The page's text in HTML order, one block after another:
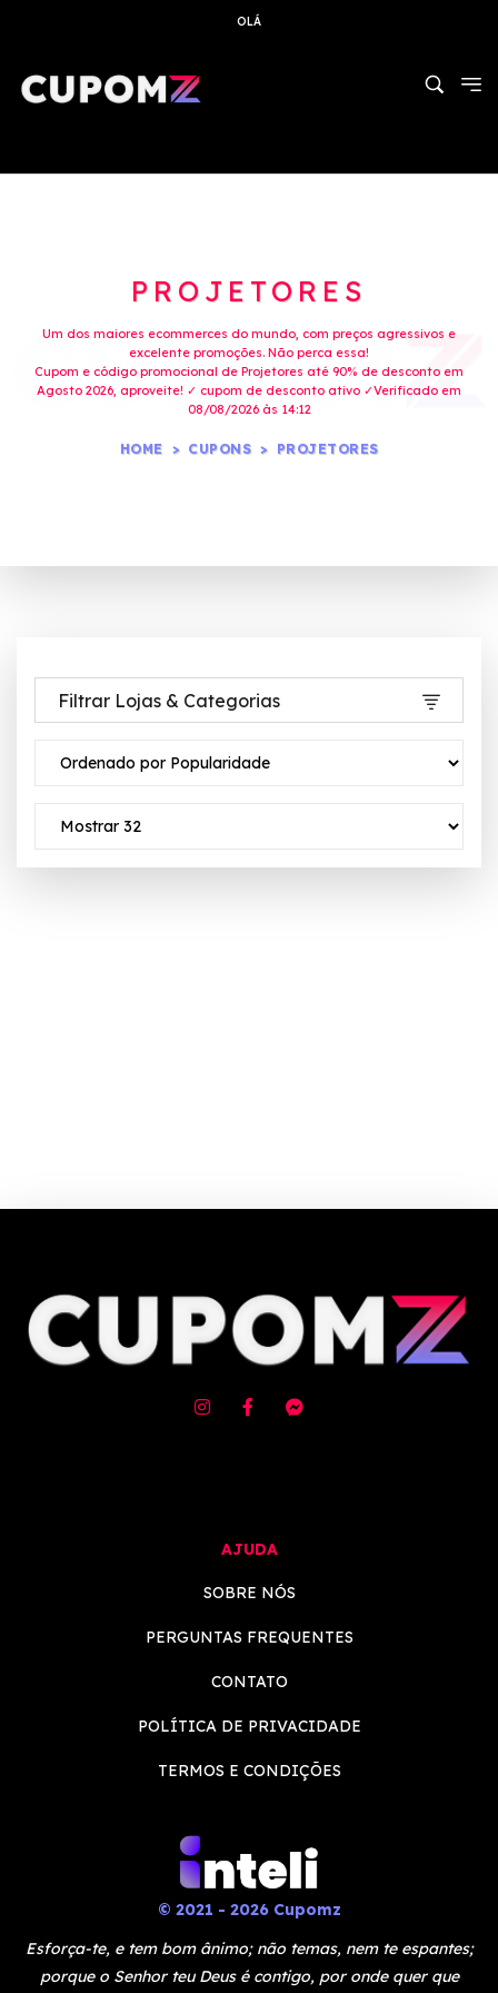
OLÁ
PROJETORES
Um dos maiores ecommerces do mundo, com preços agressivos e
excelente promoções. Não perca essa!
Cupom e código promocional de Projetores até 90% de desconto em
Agosto 2026, aproveite! ✓ cupom de desconto ativo ✓Verificado em
08/08/2026 às 14:12
HOME CUPONS PROJETORES
Filtrar Lojas & Categorias
AJUDA
SOBRE NÓS
PERGUNTAS FREQUENTES
CONTATO
POLÍTICA DE PRIVACIDADE
TERMOS E CONDIÇÕES
© 2021 - 2026 Cupomz
Esforça-te, e tem bom ânimo; não temas, nem te espantes;
porque o Senhor teu Deus é contigo, por onde quer que